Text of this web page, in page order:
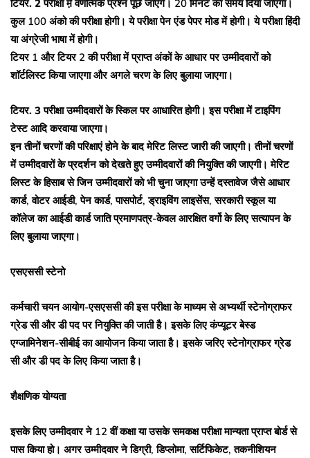
टियर. 2परीक्षा म़े वर्णात्मक प्रश्न पूछे जाएंगे। 20 मिनट का समय दिया जाएगा।
कुल 100 अंको की परीक्षा होगी। ये परीक्षा पेन एंड पेपर मोड में होगी। ये परीक्षा हिंदी
या अंग्रेजी भाषा में होगी।
टियर 1 और टियर 2 की परीक्षा में प्राप्त अंकों के आधार पर उम्मीदवारों को
शॉर्टलिस्ट किया जाएगा और अगले चरण के लिए बुलाया जाएगा।
टियर. 3परीक्षा उम्मीदवारों के स्किल पर आधारित होगी। इस परीक्षा में टाइपिंग
टेस्ट आदि करवाया जाएगा।
इन तीनों चरणों की परिक्षाएं होने के बाद मेरिट लिस्ट जारी की जाएगी। तीनों चरणों
में उम्मीदवारों के प्रदर्शन को देखते हुए उम्मीदवारों की नियुक्ति की जाएगी। मेरिट
लिस्ट के हिसाब से जिन उम्मीदवारों को भी चुना जाएगा उन्हें दस्तावेज जैसे आधार
कार्ड, वोटर आईडी, पेन कार्ड, पासपोर्ट, ड्राइविंग लाइसेंस, सरकारी स्कूल या
कॉलेज का आईडी कार्ड जाति प्रमाणपत्र-केवल आरक्षित वर्गो के लिए सत्यापन के
लिए बुलाया जाएगा।
एसएससी स्टेनो
कर्मचारी चयन आयोग-एसएससी की इस परीक्षा के माध्यम से अभ्यर्थी स्टेनोग्राफर
ग्रेड सी और डी पद पर नियुक्ति की जाती है। इसके लिए कंप्यूटर बेस्ड
एग्जामिनेशन-सीबीई का आयोजन किया जाता है। इसके जरिए स्टेनोग्राफर ग्रेड
सी और डी पद के लिए किया जाता है।
शैक्षणिक योग्यता
इसके लिए उम्मीदवार ने 12 वीं कक्षा या उसके समकक्ष परीक्षा मान्यता प्राप्त बोर्ड से
पास किया हो। अगर उम्मीदवार ने डिग्री, डिप्लोमा, सर्टिफिकेट, तकनीशियन